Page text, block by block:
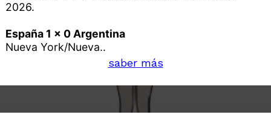
2026.
España 1 x 0 Argentina
Nueva York/Nueva..
saber más